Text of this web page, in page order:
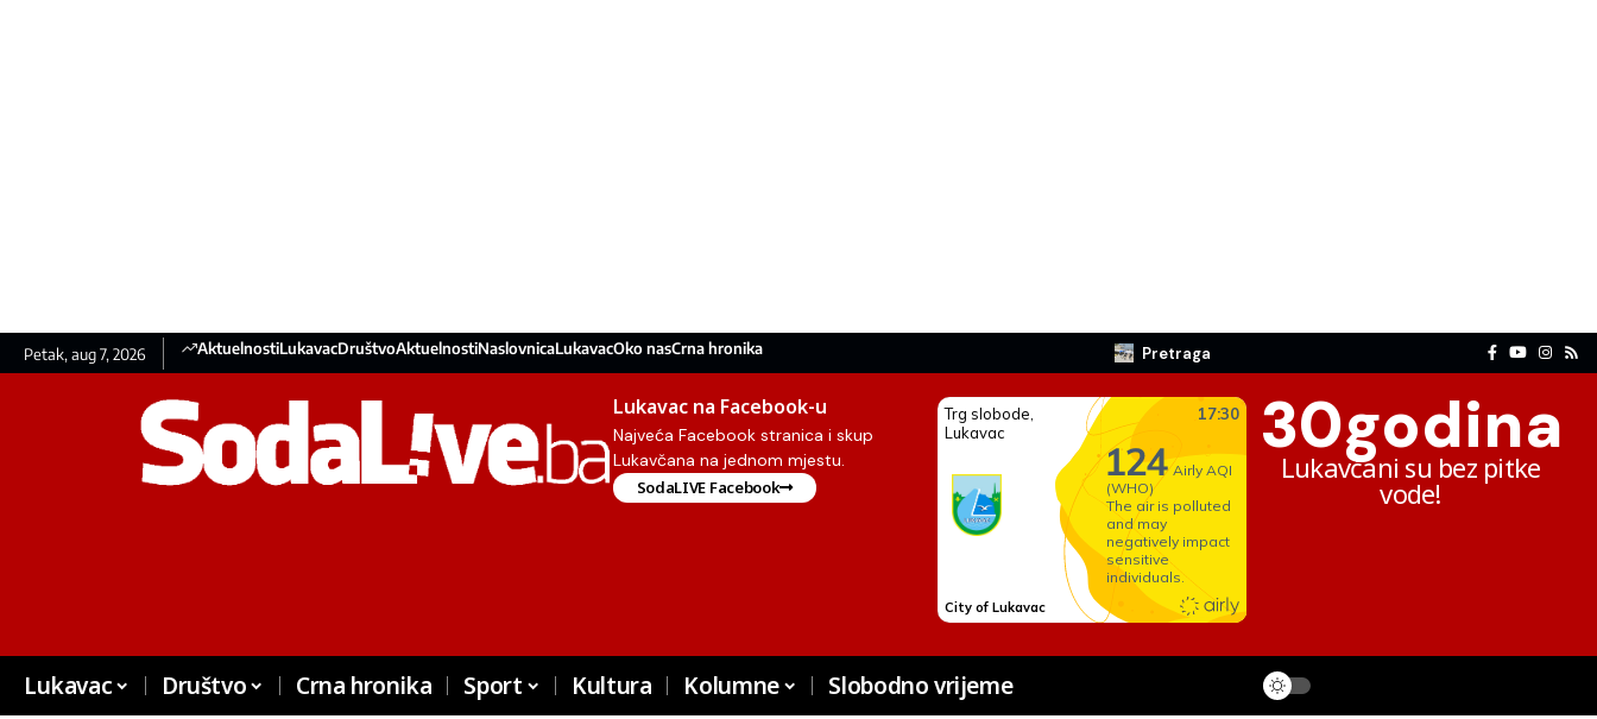
Petak, aug 7, 2026 AktuelnostiLukavacDruštvoAktuelnostiNaslovnicaLukavacOko nasCrna hronika Pretraga
Lukavac na Facebook-u
Najveća Facebook stranica i skup
Lukavčana na jednom mjestu.
SodaLIVE Facebook
30godina
Lukavčani su bez pitke
vode!
Lukavac Društvo Crna hronika Sport Kultura Kolumne Slobodno vrijeme